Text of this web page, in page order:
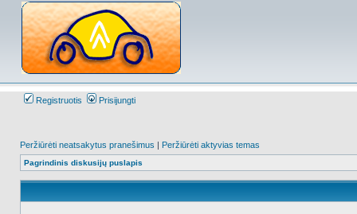
Registruotis Prisijungti
Peržiūrėti neatsakytus pranešimus | Peržiūrėti aktyvias temas
Pagrindinis diskusijų puslapis